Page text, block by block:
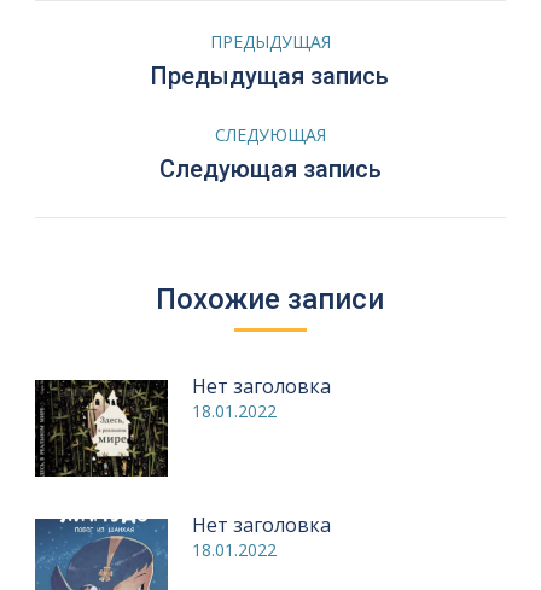
НавигацияПРЕДЫДУЩАЯ
Предыдущая
Предыдущая запись
СЛЕДУЮЩАЯ
Следующая
Следующая запись
Похожие записи
Нет заголовка
18.01.2022
Нет заголовка
18.01.2022